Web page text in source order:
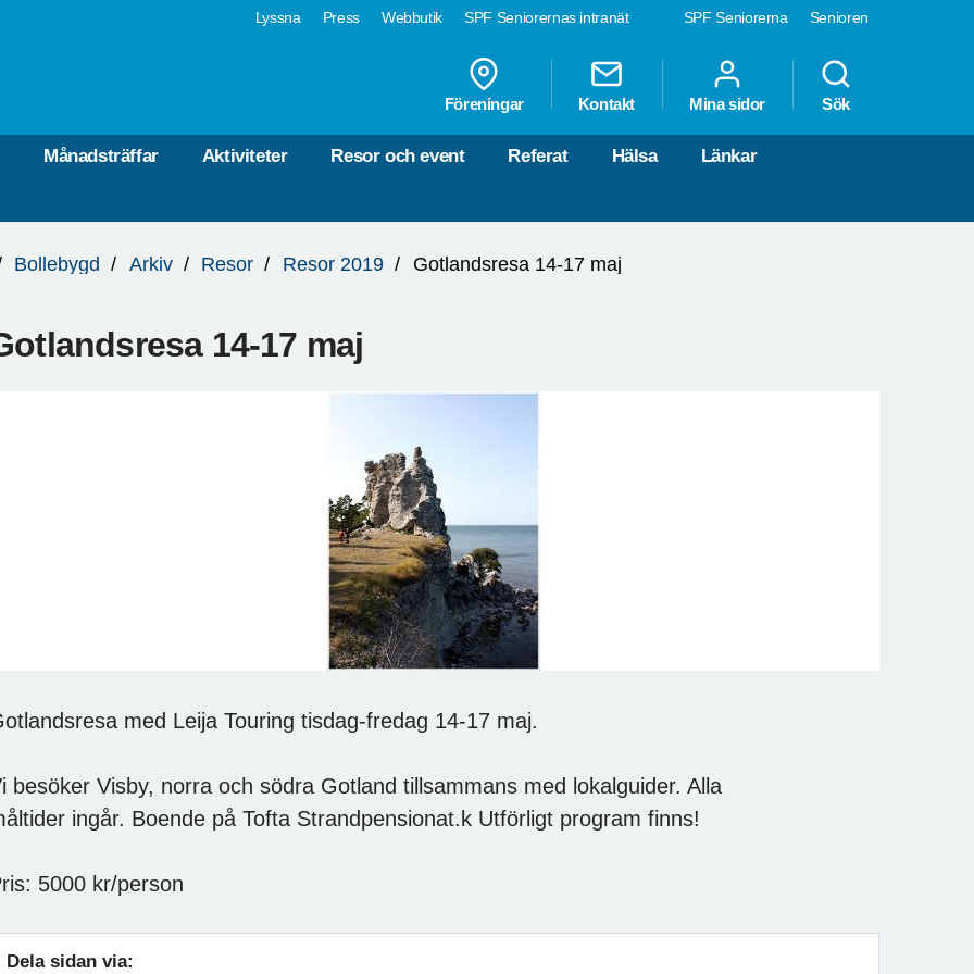
SPF Seniorerna Senioren
Lyssna Press Webbutik SPF Seniorernas intranät
Föreningar Kontakt Mina sidor Sök
Månadsträffar Aktiviteter Resor och event Referat Hälsa Länkar
Bollebygd Arkiv Resor Resor 2019 Gotlandsresa 14-17 maj
14-17 maj
med Leija Touring tisdag-fredag 14-17 maj.
besöker Visby, norra och södra Gotland tillsammans med lokalguider. Alla
ingår. Boende på Tofta Strandpensionat.k Utförligt program finns!
5000 kr/person
Dela sidan via: